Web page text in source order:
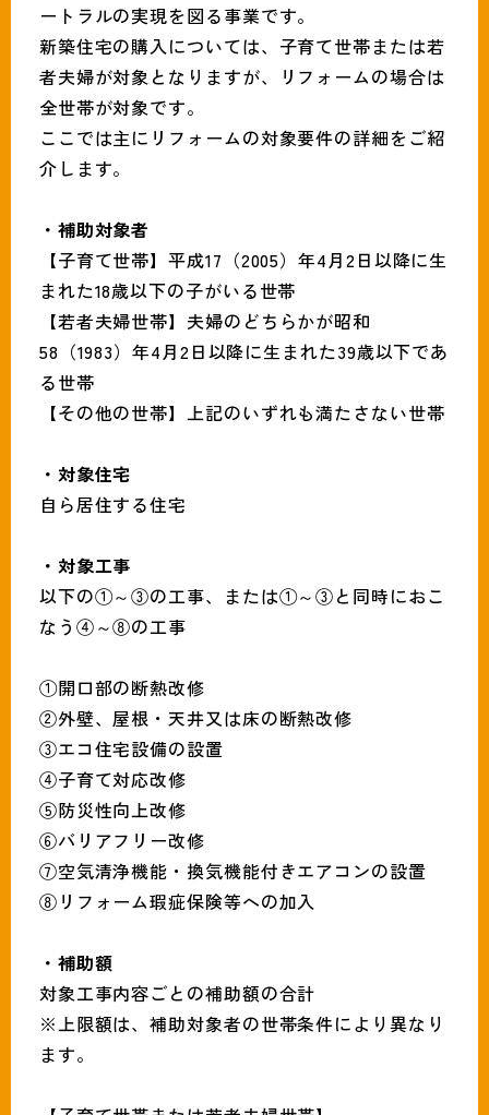
ートラルの実現を図る事業です。
新築住宅の購入については、子育て世帯または若
者夫婦が対象となりますが、リフォームの場合は
全世帯が対象です。
ここでは主にリフォームの対象要件の詳細をご紹
介します。
・補助対象者
【子育て世帯】平成17（2005）年4月2日以降に生
まれた18歳以下の子がいる世帯
【若者夫婦世帯】夫婦のどちらかが昭和
58（1983）年4月2日以降に生まれた39歳以下であ
る世帯
【その他の世帯】上記のいずれも満たさない世帯
・対象住宅
自ら居住する住宅
・対象工事
以下の①～③の工事、または①～③と同時におこ
なう④～⑧の工事
①開口部の断熱改修
②外壁、屋根・天井又は床の断熱改修
③エコ住宅設備の設置
④子育て対応改修
⑤防災性向上改修
⑥バリアフリー改修
⑦空気清浄機能・換気機能付きエアコンの設置
⑧リフォーム瑕疵保険等への加入
・補助額
対象工事内容ごとの補助額の合計
※上限額は、補助対象者の世帯条件により異なり
ます。